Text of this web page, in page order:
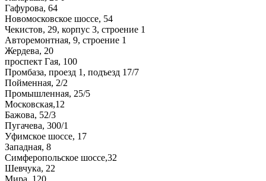
Гафурова, 64
Новомосковское шоссе, 54
Чекистов, 29, корпус 3, строение 1
Авторемонтная, 9, строение 1
Жердева, 20
проспект Гая, 100
Промбаза, проезд 1, подъезд 17/7
Пойменная, 2/2
Промышленная, 25/5
Московская,12
Бажова, 52/3
Пугачева, 300/1
Уфимское шоссе, 17
Западная, 8
Симферопольское шоссе,32
Шевчука, 22
Мира, 120